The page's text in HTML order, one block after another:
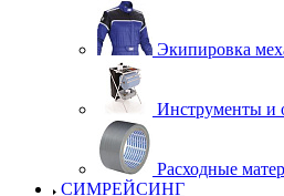
Экипировка
Инструменты и
Расходные
СИМРЕЙСИНГ